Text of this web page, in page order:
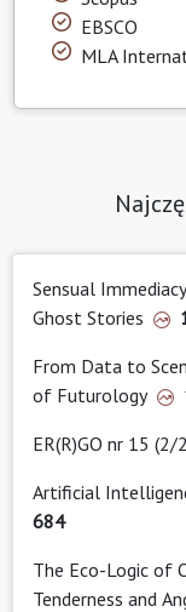
EBSCO
MLA
Sensual
Ghost Stories
From Data to
of Futurology
ER(R)GO nr 15
Artificial
684
The Eco-Logic of
Tenderness and